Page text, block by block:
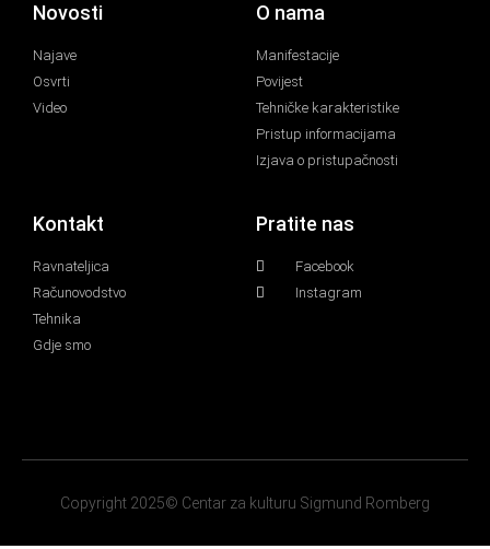
Novosti
Najave
Osvrti
Video
O nama
Manifestacije
Povijest
Tehničke karakteristike
Pristup informacijama
Izjava o pristupačnosti
Kontakt
Ravnateljica
Računovodstvo
Tehnika
Gdje smo
Pratite nas
Facebook
Instagram
Copyright 2025© Centar za kulturu Sigmund Romberg